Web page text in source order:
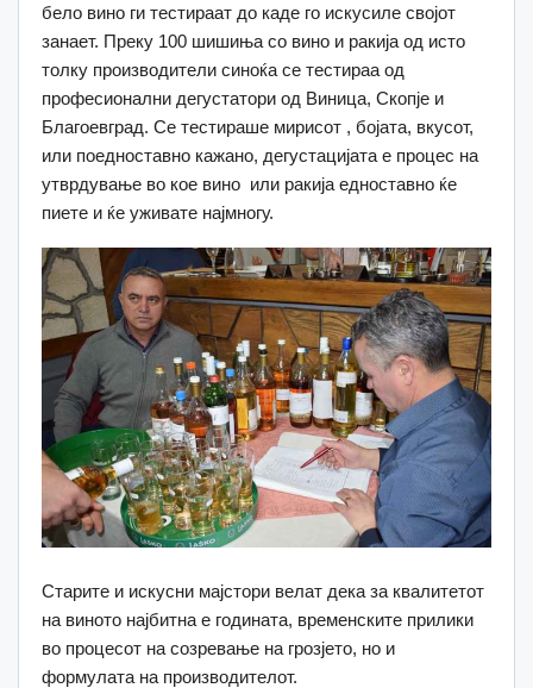
бело вино ги тестираат до каде го искусиле својот
занает. Преку 100 шишиња со вино и ракија од исто
толку производители синоќа се тестираа од
професионални дегустатори од Виница, Скопје и
Благоевград. Се тестираше мирисот , бојата, вкусот,
или поедноставно кажано, дегустацијата е процес на
утврдување во кое вино или ракија едноставно ќе
пиете и ќе уживате најмногу.
Старите и искусни мајстори велат дека за квалитетот
на виното најбитна е годината, временските прилики
во процесот на созревање на грозјето, но и
формулата на производителот.